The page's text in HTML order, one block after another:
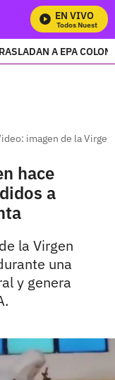
EN VIVO
Mira Todos Nuestros
A EPA
imagen de la
hace
a
la Virgen
una
y genera